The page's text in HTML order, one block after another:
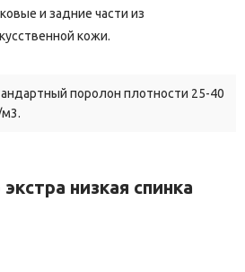
и задние части из
кожи.
поролон плотности 25-40
м3.
низкая спинка